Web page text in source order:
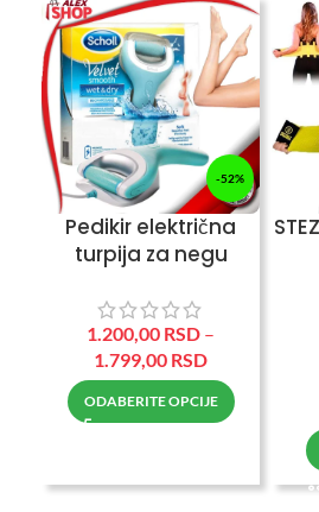
-52%
Pedikir električna
turpija za negu
1.200,00 RSD –
1.799,00 RSD
ODABERITE OPCIJE